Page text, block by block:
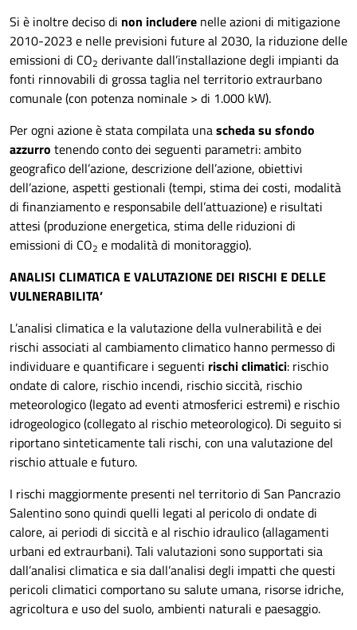
Si è inoltre deciso di non includere nelle azioni di mitigazione
2010-2023 e nelle previsioni future al 2030, la riduzione delle
emissioni di CO2 derivante dall’installazione degli impianti da
fonti rinnovabili di grossa taglia nel territorio extraurbano
comunale (con potenza nominale > di 1.000 kW).
Per ogni azione è stata compilata unascheda su sfondo
azzurro tenendo conto dei seguenti parametri: ambito
geografico dell’azione, descrizione dell’azione, obiettivi
dell’azione, aspetti gestionali (tempi, stima dei costi, modalità
di finanziamento e responsabile dell’attuazione) e risultati
attesi (produzione energetica, stima delle riduzioni di
emissioni di CO2 e modalità di monitoraggio).
ANALISI CLIMATICA E VALUTAZIONE DEI RISCHI E DELLE
VULNERABILITA’
L’analisi climatica e la valutazione della vulnerabilità e dei
rischi associati al cambiamento climatico hanno permesso di
individuare e quantificare i seguenti rischi climatici: rischio
ondate di calore, rischio incendi, rischio siccità, rischio
meteorologico (legato ad eventi atmosferici estremi) e rischio
idrogeologico (collegato al rischio meteorologico). Di seguito si
riportano sinteticamente tali rischi, con una valutazione del
rischio attuale e futuro.
I rischi maggiormente presenti nel territorio di San Pancrazio
Salentino sono quindi quelli legati al pericolo di ondate di
calore, ai periodi di siccità e al rischio idraulico (allagamenti
urbani ed extraurbani). Tali valutazioni sono supportati sia
dall’analisi climatica e sia dall’analisi degli impatti che questi
pericoli climatici comportano su salute umana, risorse idriche,
agricoltura e uso del suolo, ambienti naturali e paesaggio.